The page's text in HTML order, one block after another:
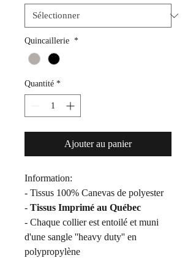
Quincaillerie *
Quantité *
Ajouter au panier
Information:
- Tissus 100% Canevas de polyester
- Tissus Imprimé au Québec
- Chaque collier est entoilé et muni
d'une sangle ''heavy duty'' en
polypropylène